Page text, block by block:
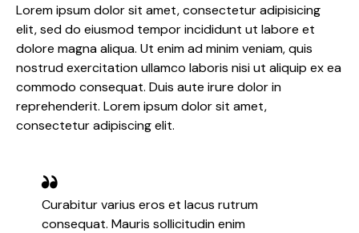
Lorem ipsum dolor sit amet, consectetur adipisicing
elit, sed do eiusmod tempor incididunt ut labore et
dolore magna aliqua. Ut enim ad minim veniam, quis
nostrud exercitation ullamco laboris nisi ut aliquip ex ea
commodo consequat. Duis aute irure dolor in
reprehenderit. Lorem ipsum dolor sit amet,
consectetur adipiscing elit.
Curabitur varius eros et lacus rutrum
consequat. Mauris sollicitudin enim